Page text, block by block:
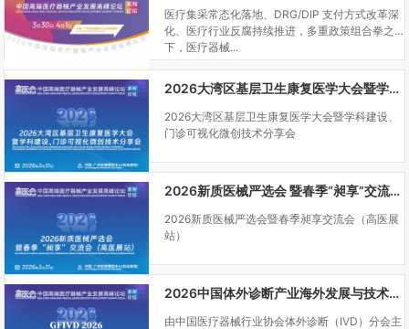
医疗集采常态化落地、DRG/DIP 支付方式改革深
化、医疗行业反腐持续推进，多重政策组合拳之
下，医疗器械...
2026大湾区基层卫生康复医学大会暨学科建设、门诊可视化微创技术分享会
2026大湾区基层卫生康复医学大会暨学科建设、
门诊可视化微创技术分享会
2026新质医械严选会 暨春季“昶享”交流会（高医展站）
2026新质医械严选会暨春季昶享交流会（高医展
站）
2026中国体外诊断产业海外发展与技术创新大会
由中国医疗器械行业协会体外诊断（IVD）分会主